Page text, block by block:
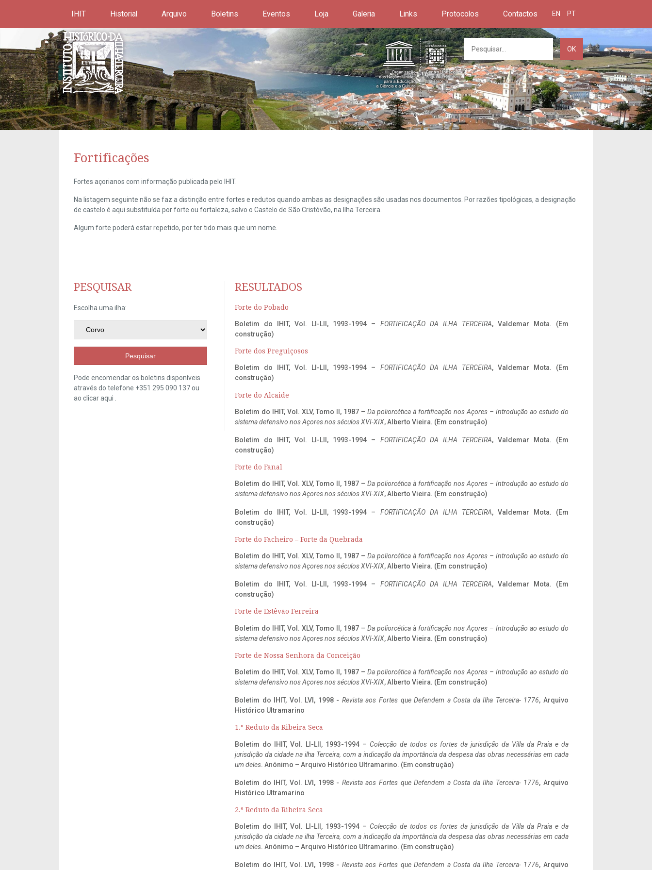
IHIT Historial Arquivo Boletins Eventos Loja Galeria Links Protocolos Contactos EN PT
OK
Fortificações
Fortes açorianos com informação publicada pelo IHIT.
Na listagem seguinte não se faz a distinção entre fortes e redutos quando ambas as designações são usadas nos documentos. Por razões tipológicas, a designação
de castelo é aqui substituída por forte ou fortaleza, salvo o Castelo de São Cristóvão, na Ilha Terceira.
Algum forte poderá estar repetido, por ter tido mais que um nome.
PESQUISAR
Escolha uma ilha:
Pesquisar
Pode encomendar os boletins disponíveis
através do telefone +351 295 090 137 ou
ao clicaraqui
RESULTADOS
Forte do Pobado
Boletim do IHIT, Vol. LI-LII, 1993-1994 – FORTIFICAÇÃO DA ILHA TERCEIRA, Valdemar Mota. (Em
construção)
Forte dos Preguiçosos
Boletim do IHIT, Vol. LI-LII, 1993-1994 – FORTIFICAÇÃO DA ILHA TERCEIRA, Valdemar Mota. (Em
construção)
Forte do Alcaide
Boletim do IHIT, Vol. XLV, Tomo II, 1987 – Da poliorcética à fortificação nos Açores – Introdução ao estudo do
sistema defensivo nos Açores nos séculos XVI-XIX, Alberto Vieira. (Em construção)
Boletim do IHIT, Vol. LI-LII, 1993-1994 – FORTIFICAÇÃO DA ILHA TERCEIRA, Valdemar Mota. (Em
construção)
Forte do Fanal
Boletim do IHIT, Vol. XLV, Tomo II, 1987 – Da poliorcética à fortificação nos Açores – Introdução ao estudo do
sistema defensivo nos Açores nos séculos XVI-XIX, Alberto Vieira. (Em construção)
Boletim do IHIT, Vol. LI-LII, 1993-1994 – FORTIFICAÇÃO DA ILHA TERCEIRA, Valdemar Mota. (Em
construção)
Forte do Facheiro – Forte da Quebrada
Boletim do IHIT, Vol. XLV, Tomo II, 1987 – Da poliorcética à fortificação nos Açores – Introdução ao estudo do
sistema defensivo nos Açores nos séculos XVI-XIX, Alberto Vieira. (Em construção)
Boletim do IHIT, Vol. LI-LII, 1993-1994 – FORTIFICAÇÃO DA ILHA TERCEIRA, Valdemar Mota. (Em
construção)
Forte de Estêvão Ferreira
Boletim do IHIT, Vol. XLV, Tomo II, 1987 – Da poliorcética à fortificação nos Açores – Introdução ao estudo do
sistema defensivo nos Açores nos séculos XVI-XIX, Alberto Vieira. (Em construção)
Forte de Nossa Senhora da Conceição
Boletim do IHIT, Vol. XLV, Tomo II, 1987 – Da poliorcética à fortificação nos Açores – Introdução ao estudo do
sistema defensivo nos Açores nos séculos XVI-XIX, Alberto Vieira. (Em construção)
Boletim do IHIT, Vol. LVI, 1998 - Revista aos Fortes que Defendem a Costa da Ilha Terceira- 1776, Arquivo
Histórico Ultramarino
1.º Reduto da Ribeira Seca
Boletim do IHIT, Vol. LI-LII, 1993-1994 – Colecção de todos os fortes da jurisdição da Villa da Praia e da
jurisdição da cidade na ilha Terceira, com a indicação da importância da despesa das obras necessárias em cada
um deles. Anónimo – Arquivo Histórico Ultramarino. (Em construção)
Boletim do IHIT, Vol. LVI, 1998 - Revista aos Fortes que Defendem a Costa da Ilha Terceira- 1776, Arquivo
Histórico Ultramarino
2.º Reduto da Ribeira Seca
Boletim do IHIT, Vol. LI-LII, 1993-1994 – Colecção de todos os fortes da jurisdição da Villa da Praia e da
jurisdição da cidade na ilha Terceira, com a indicação da importância da despesa das obras necessárias em cada
um deles. Anónimo – Arquivo Histórico Ultramarino. (Em construção)
Boletim do IHIT, Vol. LVI, 1998 - Revista aos Fortes que Defendem a Costa da Ilha Terceira- 1776, Arquivo